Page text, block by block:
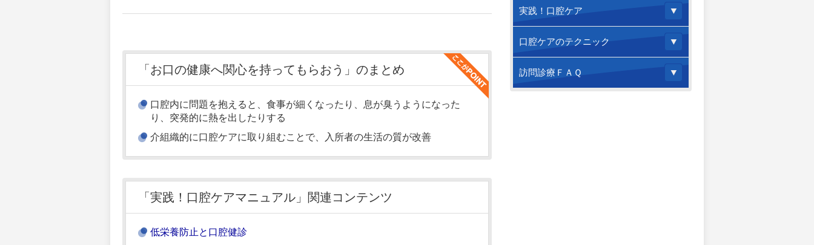
「お口の健康へ関心を持ってもらおう」のまとめ
口腔内に問題を抱えると、食事が細くなったり、息が臭うようになった
り、突発的に熱を出したりする
介組織的に口腔ケアに取り組むことで、入所者の生活の質が改善
「実践！口腔ケアマニュアル」関連コンテンツ
低栄養防止と口腔健診
実践！口腔ケア
口腔ケアのテクニック
訪問診療ＦＡＱ